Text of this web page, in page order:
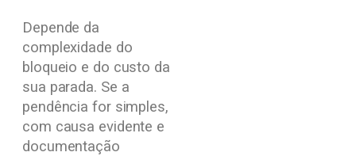
Depende da
complexidade do
bloqueio e do custo da
sua parada. Se a
pendência for simples,
com causa evidente e
documentação